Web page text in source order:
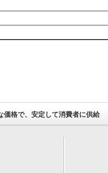
価格で、安定して消費者に供給